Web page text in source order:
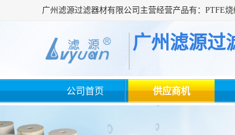
广州滤源过
公司首页 供应商机